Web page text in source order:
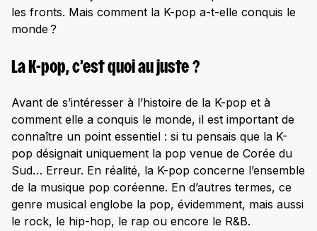
les fronts. Mais comment la K-pop a-t-elle conquis le
monde ?
La K-pop, c’est quoi au juste ?
Avant de s’intéresser à l’histoire de la K-pop et à
comment elle a conquis le monde, il est important de
connaître un point essentiel : si tu pensais que la K-
pop désignait uniquement la pop venue de Corée du
Sud… Erreur. En réalité, la K-pop concerne l’ensemble
de la musique pop coréenne. En d’autres termes, ce
genre musical englobe la pop, évidemment, mais aussi
le rock, le hip-hop, le rap ou encore le R&B.